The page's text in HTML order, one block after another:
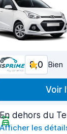
8,0 Bien
Voir
En dehors du
Afficher les